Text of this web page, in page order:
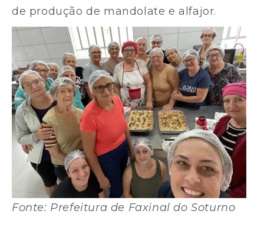
de produção de mandolate e alfajor.
Fonte: Prefeitura de Faxinal do Soturno